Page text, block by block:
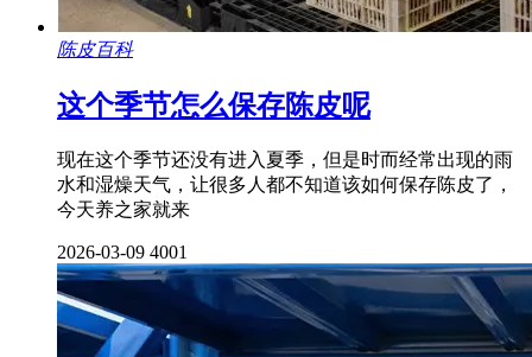
陈皮百科
这个季节怎么保存陈皮呢
现在这个季节还没有进入夏季，但是时而经常出现的雨
水和湿燥天气，让很多人都不知道该如何保存陈皮了，
今天养之家就来
2026-03-09 4001